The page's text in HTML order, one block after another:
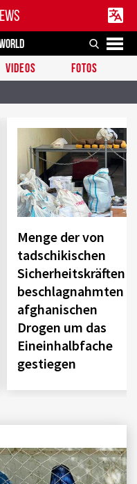
VIDEOS FOTOS
Menge der von
tadschikischen
Sicherheitskräften
beschlagnahmten
afghanischen
Drogen um das
Eineinhalbfache
gestiegen